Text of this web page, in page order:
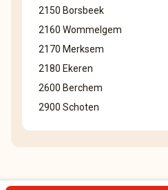
2150 Borsbeek
2160 Wommelgem
2170 Merksem
2180 Ekeren
2600 Berchem
2900 Schoten